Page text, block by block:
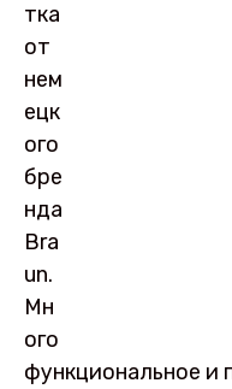
тка
от
нем
ецк
ого
бре
нда
Bra
un.
Мн
ого
функциональное и